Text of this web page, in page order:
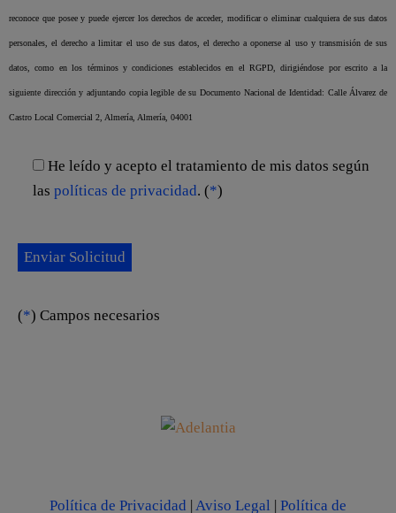
reconoce que posee y puede ejercer los derechos de acceder, modificar o eliminar cualquiera de sus datos
personales, el derecho a limitar el uso de sus datos, el derecho a oponerse al uso y transmisión de sus
datos, como en los términos y condiciones establecidos en el RGPD, dirigiéndose por escrito a la
siguiente dirección y adjuntando copia legible de su Documento Nacional de Identidad: Calle Álvarez de
Castro Local Comercial 2, Almería, Almería, 04001
He leído y acepto el tratamiento de mis datos según
laspolíticas de privacidad. (*)
(*) Campos necesarios
Política de Privacidad | Aviso Legal | Política de